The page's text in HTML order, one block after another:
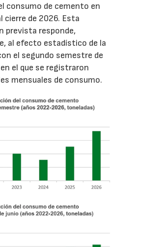
consumo de cemento en
cierre de 2026. Esta
prevista responde,
al efecto estadístico de la
el segundo semestre de
el que se registraron
mensuales de consumo.